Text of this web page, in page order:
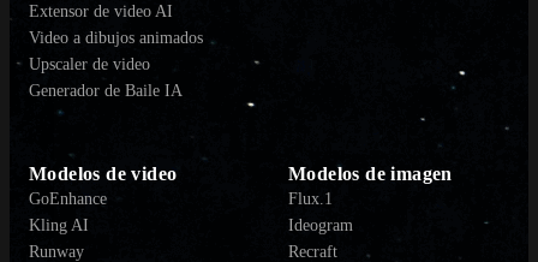
Extensor de video AI
Video a dibujos animados
Upscaler de video
Generador de Baile IA
Modelos de video
GoEnhance
Kling AI
Runway
Modelos de imagen
Flux.1
Ideogram
Recraft